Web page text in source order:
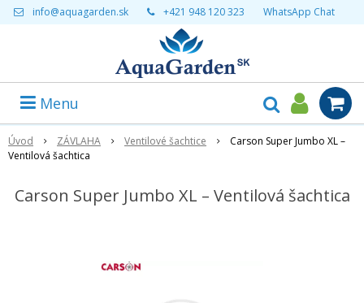
info@aquagarden.sk +421 948 120 323 WhatsApp Chat
Menu
Úvod ZÁVLAHA Ventilové šachtice
Carson Super Jumbo XL –
Ventilová šachtica
Carson Super Jumbo XL – Ventilová šachtica